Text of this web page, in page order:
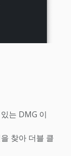
는 DMG 이
찾아 더블 클